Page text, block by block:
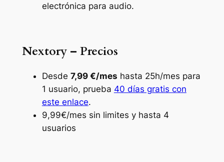
electrónica para audio.
Nextory – Precios
Desde 7,99 €/mes hasta 25h/mes para
1 usuario, prueba 40 días gratis con
este enlace.
9,99€/mes sin limites y hasta 4
usuarios